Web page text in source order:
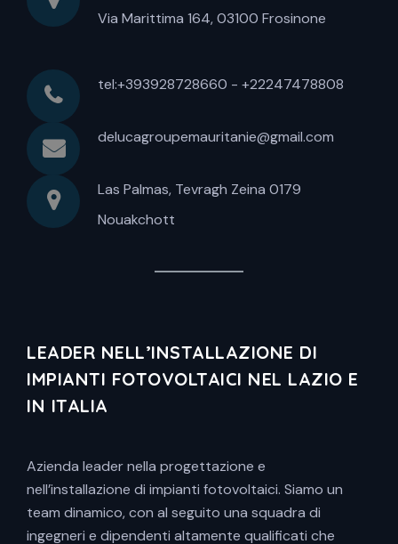
Via Marittima 164, 03100 Frosinone
tel:+393928728660 - +22247478808
delucagroupemauritanie@gmail.com
Las Palmas, Tevragh Zeina 0179
Nouakchott
LEADER NELL’INSTALLAZIONE DI
IMPIANTI FOTOVOLTAICI NEL LAZIO E
IN ITALIA
Azienda leader nella progettazione e
nell’installazione di impianti fotovoltaici. Siamo un
team dinamico, con al seguito una squadra di
ingegneri e dipendenti altamente qualificati che